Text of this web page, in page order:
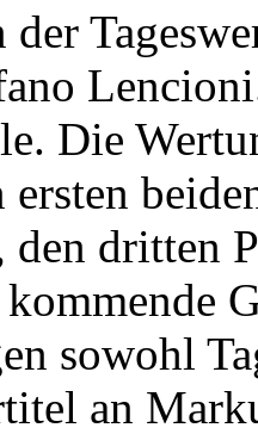
Die
den dritten
kommende
sowohl
an